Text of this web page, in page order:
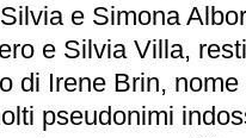
e Simona
e Silvia Villa,
di Irene Brin, nome
pseudonimi